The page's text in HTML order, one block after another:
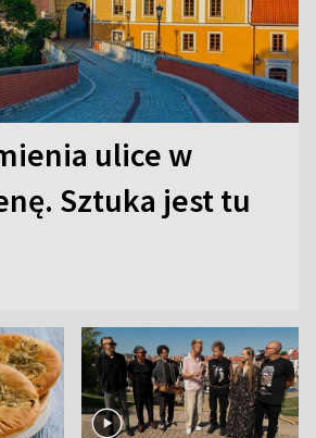
ulice w
Sztuka jest tu